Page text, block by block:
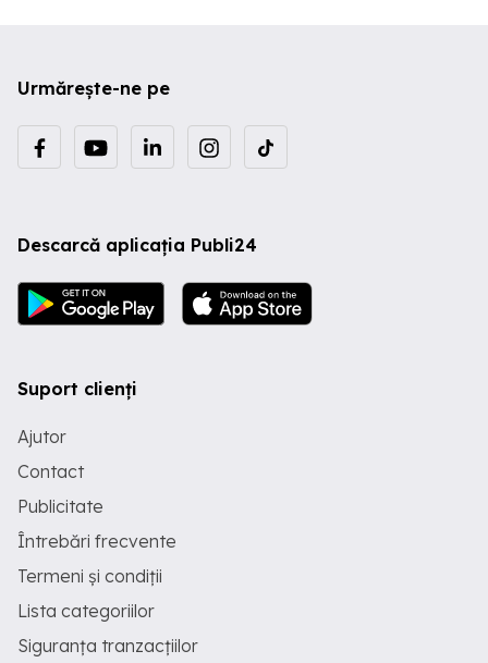
Urmărește-ne pe
Descarcă aplicația Publi24
Suport clienți
Ajutor
Contact
Publicitate
Întrebări frecvente
Termeni și condiții
Lista categoriilor
Siguranța tranzacțiilor